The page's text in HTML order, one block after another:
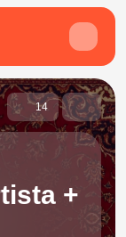
14
+